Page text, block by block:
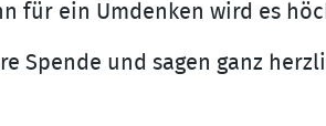
für ein Umdenken wird es
Spende und sagen ganz